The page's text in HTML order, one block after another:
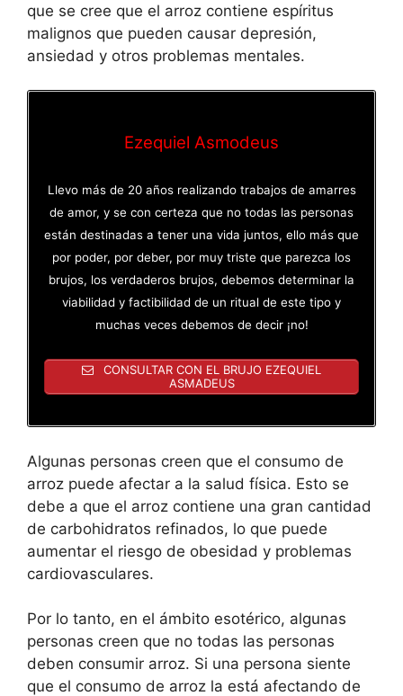
que se cree que el arroz contiene espíritus
malignos que pueden causar depresión,
ansiedad y otros problemas mentales.
Ezequiel Asmodeus
Llevo más de 20 años realizando trabajos de amarres
de amor, y se con certeza que no todas las personas
están destinadas a tener una vida juntos, ello más que
por poder, por deber, por muy triste que parezca los
brujos, los verdaderos brujos, debemos determinar la
viabilidad y factibilidad de un ritual de este tipo y
muchas veces debemos de decir ¡no!
CONSULTAR CON EL BRUJO EZEQUIEL
ASMADEUS
Algunas personas creen que el consumo de
arroz puede afectar a la salud física. Esto se
debe a que el arroz contiene una gran cantidad
de carbohidratos refinados, lo que puede
aumentar el riesgo de obesidad y problemas
cardiovasculares.
Por lo tanto, en el ámbito esotérico, algunas
personas creen que no todas las personas
deben consumir arroz. Si una persona siente
que el consumo de arroz la está afectando de